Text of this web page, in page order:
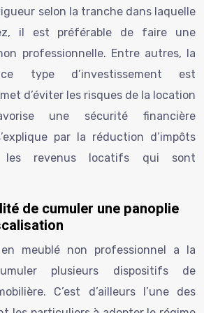
selon la tranche dans laquelle
il est préférable de faire une
professionnelle. Entre autres, la
type d’investissement est
d’éviter les risques de la location
une sécurité financière
par la réduction d’impôts
les revenus locatifs qui sont
de cumuler une panoplie
meublé non professionnel a la
plusieurs dispositifs de
C’est d’ailleurs l’une des